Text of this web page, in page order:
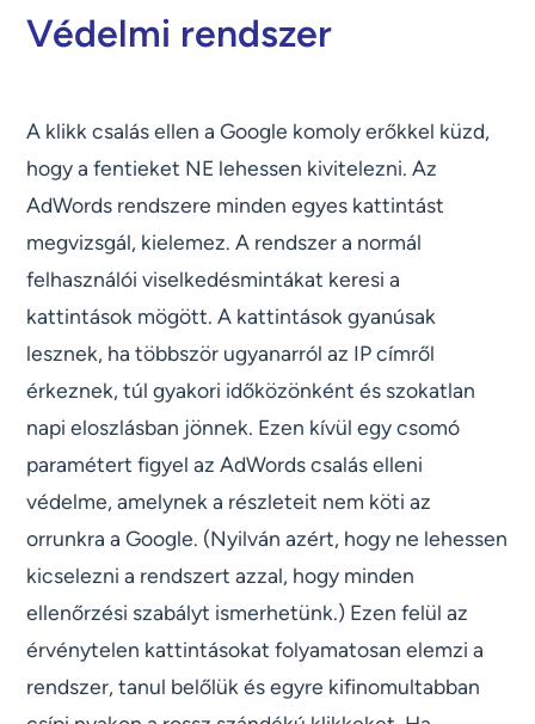
Védelmi rendszer
A klikk csalás ellen a Google komoly erőkkel küzd,
hogy a fentieket NE lehessen kivitelezni. Az
AdWords rendszere minden egyes kattintást
megvizsgál, kielemez. A rendszer a normál
felhasználói viselkedésmintákat keresi a
kattintások mögött. A kattintások gyanúsak
lesznek, ha többször ugyanarról az IP címről
érkeznek, túl gyakori időközönként és szokatlan
napi eloszlásban jönnek. Ezen kívül egy csomó
paramétert figyel az AdWords csalás elleni
védelme, amelynek a részleteit nem köti az
orrunkra a Google. (Nyilván azért, hogy ne lehessen
kicselezni a rendszert azzal, hogy minden
ellenőrzési szabályt ismerhetünk.) Ezen felül az
érvénytelen kattintásokat folyamatosan elemzi a
rendszer, tanul belőlük és egyre kifinomultabban